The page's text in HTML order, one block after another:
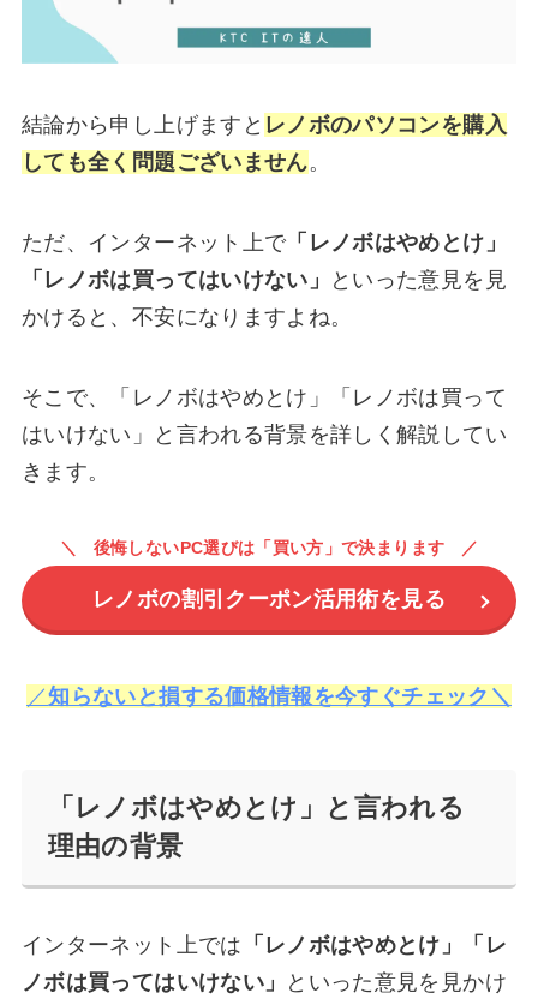
結論から申し上げますと レノボのパソコンを購入
しても全く問題ございません。
ただ、インターネット上で「レノボはやめとけ」
「レノボは買ってはいけない」
といった意見を見
かけると、不安になりますよね。
そこで、「レノボはやめとけ」「レノボは買って
はいけない」と言われる背景を詳しく解説してい
きます。
後悔しないPC選びは「買い方」で決まります
レノボの割引クーポン活用術を見る
／知らないと損する価格情報を今すぐチェック＼
「レノボはやめとけ」と言われる
理由の背景
インターネット上では 「レノボはやめとけ」「レ
ノボは買ってはいけない」
といった意見を見かけ